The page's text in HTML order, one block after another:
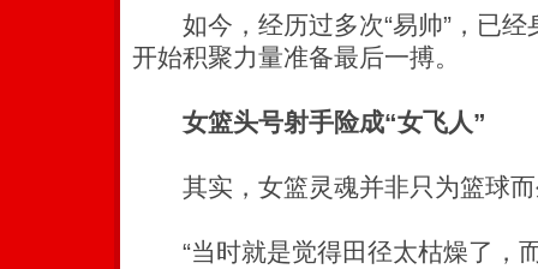
如今，经历过多次“易帅”，已经
开始积聚力量准备最后一搏。
女篮头号射手险成“女飞人”
其实，女篮灵魂并非只为篮球而
“当时就是觉得田径太枯燥了，